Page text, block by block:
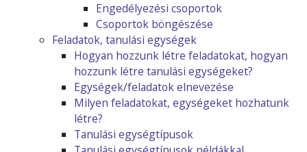
Engedélyezési csoportok
Csoportok böngészése
Feladatok, tanulási egységek
Hogyan hozzunk létre feladatokat, hogyan
hozzunk létre tanulási egységeket?
Egységek/feladatok elnevezése
Milyen feladatokat, egységeket hozhatunk
létre?
Tanulási egységtípusok